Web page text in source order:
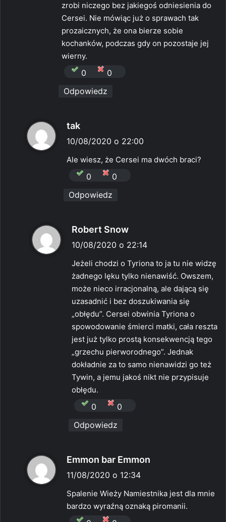
zrobi niczego bez jakiegoś odniesienia do
Cersei. Nie mówiąc już o sprawach tak
prozaicznych, że ona bierze sobie
kochanków, podczas gdy on pozostaje jej
wierny.
0
0
Odpowiedz
tak
i
z
:
10/08/2020 o 22:00
Ale wiesz, że Cersei ma dwóch braci?
0
0
Odpowiedz
Robert Snow
i
z
e
:
10/08/2020 o 22:14
Jeżeli chodzi o Tyriona to ja tu nie widzę
żadnego lęku tylko nienawiść. Owszem,
może nieco irracjonalną, ale dającą się
uzasadnić i bez doszukiwania się
„obłędu”. Cersei obwinia Tyriona o
spowodowanie śmierci matki, cała reszta
jest już tylko prostą konsekwencją tego
„grzechu pierworodnego”. Jednak
dokładnie za to samo nienawidzi go też
Tywin, a jemu jakoś nikt nie przypisuje
obłędu.
0
0
Odpowiedz
Emmon bar Emmon
11/08/2020 o 12:34
Spalenie Wieży Namiestnika jest dla mnie
bardzo wyraźną oznaką piromanii.